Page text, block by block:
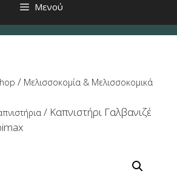
Μενού
/ Μελισσοκομία & Μελισσοκομικά
/ Καπνιστήρι Γαλβανιζέ